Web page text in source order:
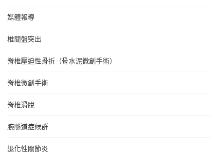
媒體報導
椎間盤突出
脊椎壓迫性骨折（骨水泥微創手術）
脊椎微創手術
脊椎滑脫
腕隧道症候群
退化性關節炎